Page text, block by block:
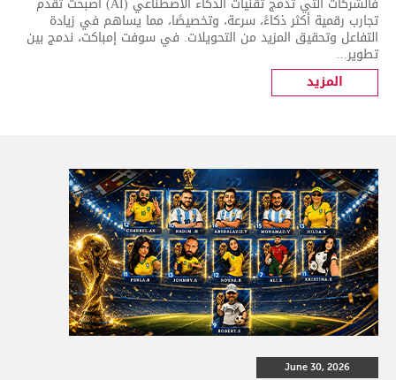
تجارب رقمية أكثر ذكاءً، سرعة، وتخصيصًا، مما يساهم في زيادة
التفاعل وتحقيق المزيد من التحويلات. في سوفت إمباكت، ندمج بين
تطوير...
المزيد
June 30, 2026